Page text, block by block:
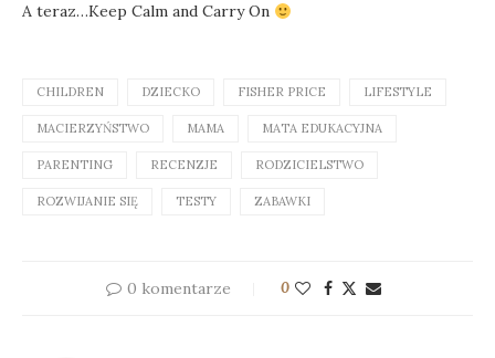
A teraz…Keep Calm and Carry On
CHILDREN DZIECKO FISHER PRICE LIFESTYLE
MACIERZYŃSTWO MAMA MATA EDUKACYJNA
PARENTING RECENZJE RODZICIELSTWO
ROZWIJANIE SIĘ TESTY ZABAWKI
0 komentarze 0